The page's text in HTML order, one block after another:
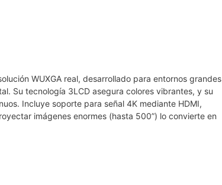
WUXGA real, desarrollado para entornos grandes
Su tecnología 3LCD asegura colores vibrantes, y su
Incluye soporte para señal 4K mediante HDMI,
imágenes enormes (hasta 500”) lo convierte en